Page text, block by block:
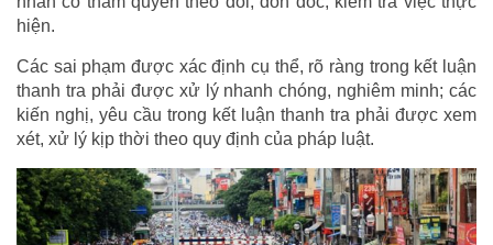
hiện.
Các sai phạm được xác định cụ thể, rõ ràng trong kết luận
thanh tra phải được xử lý nhanh chóng, nghiêm minh; các
kiến nghị, yêu cầu trong kết luận thanh tra phải được xem
xét, xử lý kịp thời theo quy định của pháp luật.